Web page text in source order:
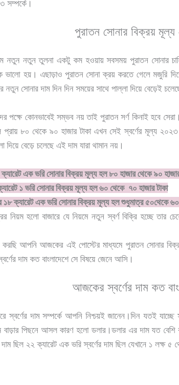
সম্পর্কে।
পুরাতন সোনার বিক্রয়
নতুন নতুন তুলনা একটু কম হওয়ায় সবসময় পুরাতন সোনার
হয়। এছাড়াও পুরাতন সোনা ক্রয় করতে গেলে মজুরি
নতুন সোনার দাম দিন দিন সময়ের সাথে পাল্লা দিয়ে বেড়েই
পক্ষে কোনভাবেই সম্ভব নয় তাই পুরাতন সর্ণ কিনাই হবে
৮০ থেকে ৯০ হাজার টাকা এখন সেই স্বর্ণের মূল্য ২০২৩
দিয়ে বেড়ে চলেছে এই দাম যারা থামান নয়।
এক ভরি সোনার বিক্রয় মূল্য হল ৮০ হাজার থেকে ৯০ হাজার
১ ভরি সোনার বিক্রয় মূল্য হল ৬০ থেকে ৭০ হাজার টাকা
ক্যারেট এক ভরি সোনার বিক্রয় মূল্য হল শুধুমাত্র ৫০থেকে ৬০
নিয়ম হলো বাজারে যে নিয়মে নতুন স্বর্ণ বিক্রি হচ্ছে
আপনি আজকের এই পোস্টের মাধ্যমে পুরাতন সোনার
দাম কত বাংলাদেশে সে বিষয়ে জেনে আসি।
আজকের স্বর্ণের দাম কত
স্বর্ণের দাম সম্পর্কে আপনি নিশ্চয়ই জানেন।দিন যতই
বাড়ার পিছনে আসল কারণ হলো ডলার।ডলার এর দাম যত বেশি
ছিল ২২ ক্যারেট এক ভরি স্বর্ণের দাম ছিল যেখানে ১ লক্ষ